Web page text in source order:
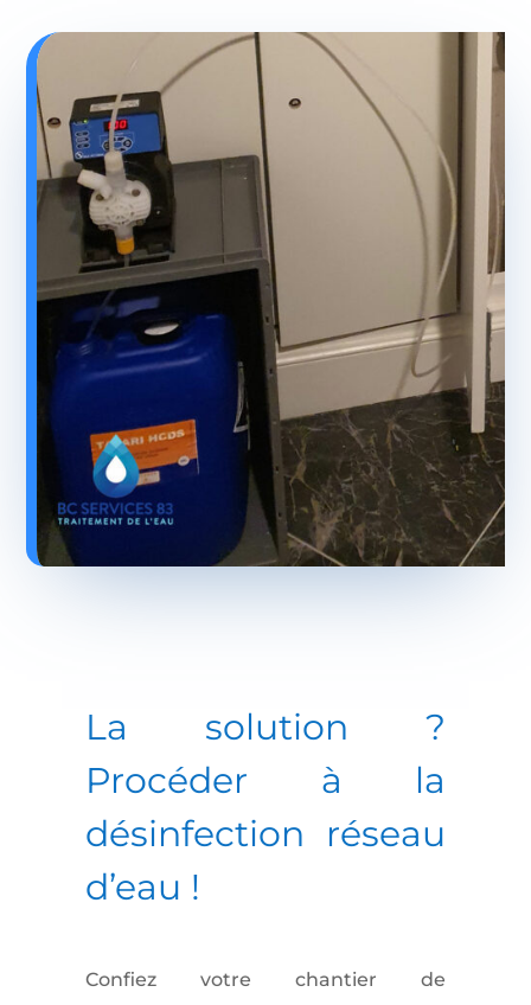
La solution ?
Procéder à la
désinfection réseau
d’eau !
Confiez votre chantier de